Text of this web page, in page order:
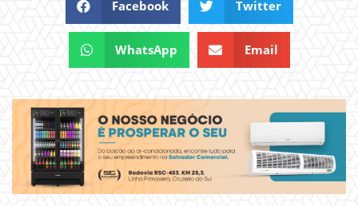
Facebook Twitter
WhatsApp Email